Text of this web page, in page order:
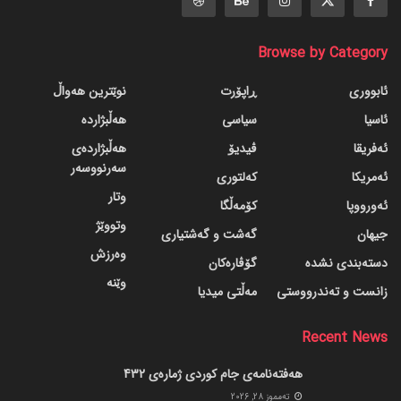
Browse by Category
ئابووری
ئاسیا
ئەفریقا
ئەمریکا
ئەورووپا
جیهان
دسته‌بندی نشده
زانست و تەندرووستی
ڕاپۆرت
سیاسی
ڤیدیۆ
کەلتوری
کۆمەڵگا
گه‌شت و گه‌شتیاری
گۆڤاره‌کان
مەڵتی میدیا
نوێترین هەواڵ
هەڵبژاردە
هەڵبژاردەی
سەرنووسەر
وتار
وتووێژ
وەرزش
وێنە
Recent News
هەفتەنامەی جام کوردی ژمارەی 432
ته‌مموز 28, 2026